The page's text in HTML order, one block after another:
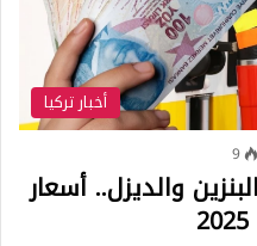
أخبار تركيا
9
والديزل.. أسعار